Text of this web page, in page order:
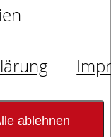
ablehnen